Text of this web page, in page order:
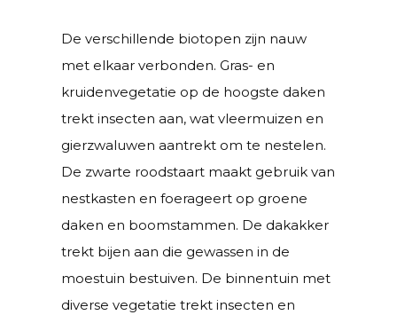
De verschillende biotopen zijn nauw
met elkaar verbonden. Gras- en
kruidenvegetatie op de hoogste daken
trekt insecten aan, wat vleermuizen en
gierzwaluwen aantrekt om te nestelen.
De zwarte roodstaart maakt gebruik van
nestkasten en foerageert op groene
daken en boomstammen. De dakakker
trekt bijen aan die gewassen in de
moestuin bestuiven. De binnentuin met
diverse vegetatie trekt insecten en